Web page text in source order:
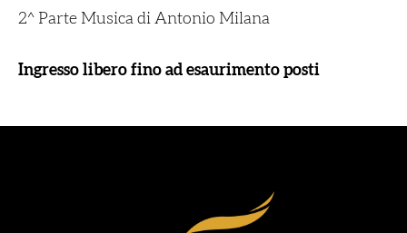
2^ Parte Musica di Antonio Milana
Ingresso libero fino ad esaurimento posti